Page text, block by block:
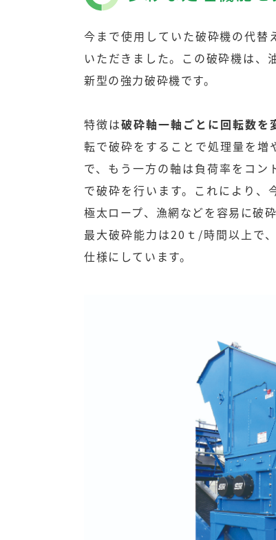
今まで使用していた破砕機の代替
いただきました。この破砕機は、
新型の強力破砕機です。
特徴は破砕軸一軸ごとに回転数を
転で破砕をすることで処理量を増
で、もう一方の軸は負荷率をコン
で破砕を行います。これにより
極太ロープ、漁網などを容易に破
最大破砕能力は20ｔ/時間以上で
仕様にしています。